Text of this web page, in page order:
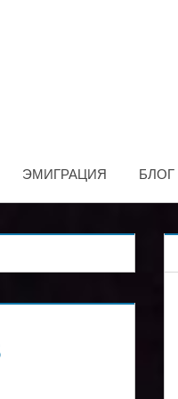
ЭМИГРАЦИЯ БЛОГ